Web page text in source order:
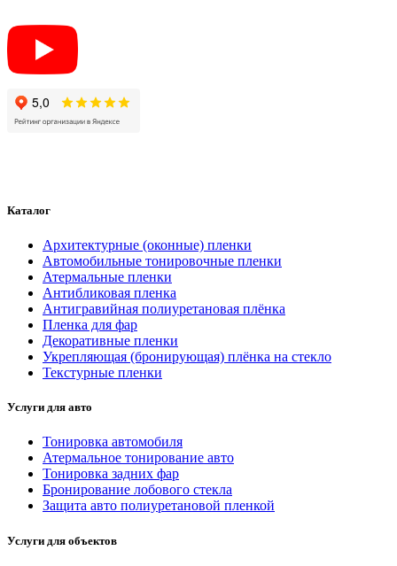
Каталог
Архитектурные (оконные) пленки
Автомобильные тонировочные пленки
Атермальные пленки
Антибликовая пленка
Антигравийная полиуретановая плёнка
Пленка для фар
Декоративные пленки
Укрепляющая (бронирующая) плёнка на стекло
Текстурные пленки
Услуги для авто
Тонировка автомобиля
Атермальное тонирование авто
Тонировка задних фар
Бронирование лобового стекла
Защита авто полиуретановой пленкой
Услуги для объектов